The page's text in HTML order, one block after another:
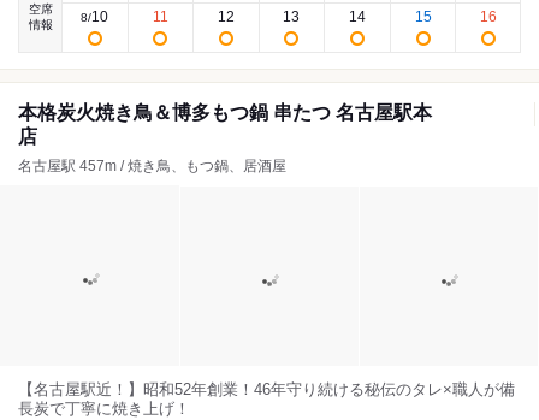
空席
情報
8/10 11 12 13 14 15 16
本格炭火焼き鳥＆博多もつ鍋 串たつ 名古屋駅本
店
名古屋駅 457m / 焼き鳥、もつ鍋、居酒屋
【名古屋駅近！】昭和52年創業！46年守り続ける秘伝のタレ×職人が備
長炭で丁寧に焼き上げ！